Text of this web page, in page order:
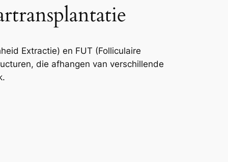
Extractie) en FUT (Folliculaire
die afhangen van verschillende